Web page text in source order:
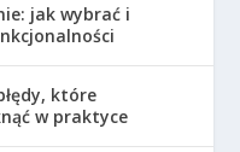
jak wybrać i
które
w praktyce